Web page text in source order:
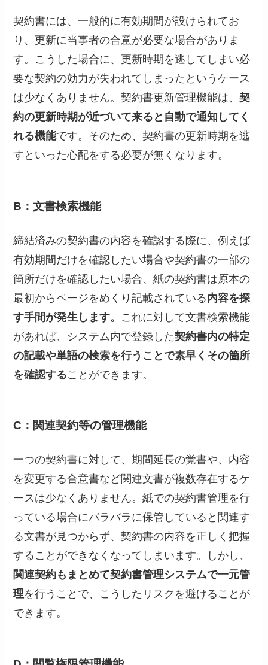
契約書には、一般的に有効期間が設けられてお
り、更新に当事者の合意が必要な場合がありま
す。こうした場合に、更新時期を逃してしまい必
要な契約の効力が失われてしまったというケース
は少なくありません。契約書更新管理機能は、契
約の更新時期が近づいて来ると自動で通知してく
れる機能です。そのため、契約書の更新時期を逃
すといった心配をする必要が無くなります。
B：文書検索機能
締結済みの契約書の内容を確認する際に、例えば
有効期間だけを確認したい場合や契約書の一部の
箇所だけを確認したい場合、紙の契約書は原本の
最初からページをめくり記載されている内容を探
す手間が発生します。 これに対して文書検索機能
があれば、システム内で登録した契約書内の特定
の記載や単語の検索を行うことで素早くその箇所
を確認することができます。
C：関連契約等の管理機能
一つの契約書に対して、期間延長の覚書や、内容
を変更する合意書など関連文書が複数存在するケ
ースは少なくありません。紙での契約書管理を行
っている場合にバラバラに保管していると関連す
る文書が見つからず、契約書の内容を正しく把握
することができなくなってしまいます。しかし、
関連契約もまとめて契約書管理システムで一元管
理を行うことで、こうしたリスクを避けることが
できます。